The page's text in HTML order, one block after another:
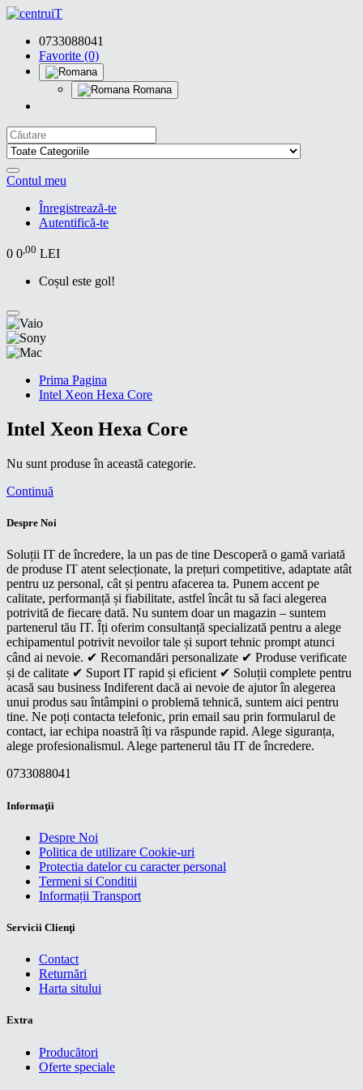
0733088041
Favorite (0)
Romana
Contul meu
Înregistrează-te
Autentifică-te
0 0,00 LEI
Coșul este gol!
Prima Pagina
Intel Xeon Hexa Core
Intel Xeon Hexa Core
Nu sunt produse în această categorie.
Continuă
Despre Noi
Soluții IT de încredere, la un pas de tine Descoperă o gamă variată
de produse IT atent selecționate, la prețuri competitive, adaptate atât
pentru uz personal, cât și pentru afacerea ta. Punem accent pe
calitate, performanță și fiabilitate, astfel încât tu să faci alegerea
potrivită de fiecare dată. Nu suntem doar un magazin – suntem
partenerul tău IT. Îți oferim consultanță specializată pentru a alege
echipamentul potrivit nevoilor tale și suport tehnic prompt atunci
când ai nevoie. ✔ Recomandări personalizate ✔ Produse verificate
și de calitate ✔ Suport IT rapid și eficient ✔ Soluții complete pentru
acasă sau business Indiferent dacă ai nevoie de ajutor în alegerea
unui produs sau întâmpini o problemă tehnică, suntem aici pentru
tine. Ne poți contacta telefonic, prin email sau prin formularul de
contact, iar echipa noastră îți va răspunde rapid. Alege siguranța,
alege profesionalismul. Alege partenerul tău IT de încredere.
0733088041
Informaţii
Despre Noi
Politica de utilizare Cookie-uri
Protectia datelor cu caracter personal
Termeni si Conditii
Informații Transport
Servicii Clienţi
Contact
Returnări
Harta sitului
Extra
Producători
Oferte speciale